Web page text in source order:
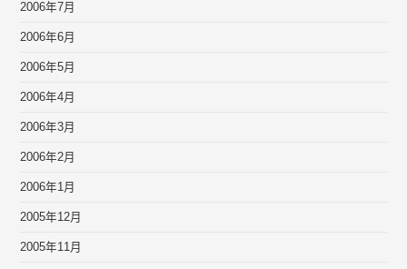
2006年7月
2006年6月
2006年5月
2006年4月
2006年3月
2006年2月
2006年1月
2005年12月
2005年11月